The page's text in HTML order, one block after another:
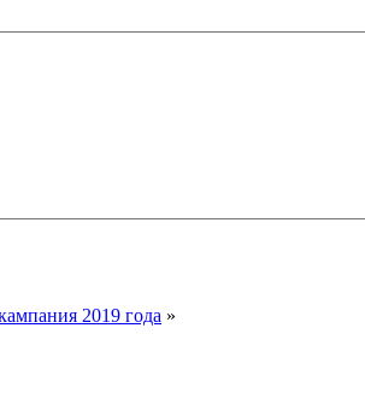
2019 года »